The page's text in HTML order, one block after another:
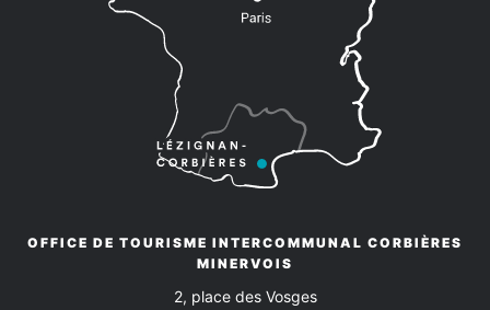
OFFICE DE TOURISME INTERCOMMUNAL CORBIÈRES
MINERVOIS
2, place des Vosges